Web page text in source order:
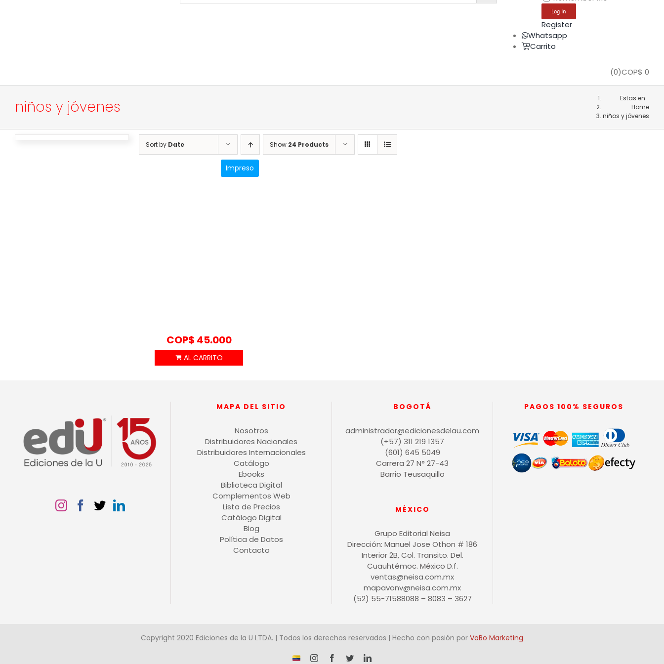
Register
Whatsapp
Carrito
(0)COP$ 0
niños y jóvenes
Estas en:
Home
niños y jóvenes
Sort by Date Show 24 Products
Impreso
COP$ 45.000
MAPA DEL SITIO
Nosotros
Distribuidores Nacionales
Distribuidores Internacionales
Catálogo
Ebooks
Biblioteca Digital
Complementos Web
Lista de Precios
Catálogo Digital
Blog
Política de Datos
Contacto
BOGOTÁ
administrador@edicionesdelau.com
(+57) 311 219 1357
(601) 645 5049
Carrera 27 N° 27-43
Barrio Teusaquillo
MÉXICO
Grupo Editorial Neisa
Dirección: Manuel Jose Othon # 186
Interior 2B, Col. Transito. Del.
Cuauhtémoc. México D.f.
ventas@neisa.com.mx
mapavonv@neisa.com.mx
(52) 55-71588088 – 8083 – 3627
PAGOS 100% SEGUROS
Copyright 2020 Ediciones de la U LTDA. | Todos los derechos reservados | Hecho con pasión por VoBo Marketing
¡Somos InstagramFacebook
X LinkedIn